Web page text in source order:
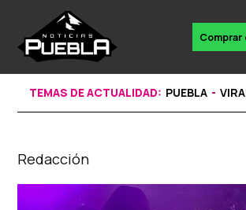
content
noticias
TEMAS DE ACTUALIDAD: PUEBLA
Redacción